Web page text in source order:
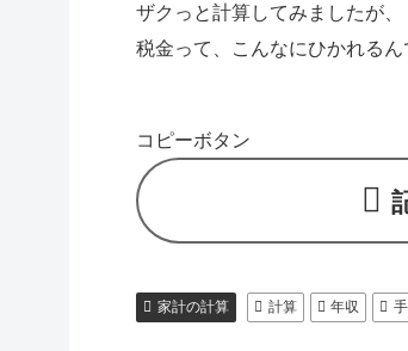
1,300
902 69% 169
1,350
928 69% 176
1,500
1,002
208
1,750
1,126 64% 228
1,800
1,151 64% 234
ザクっと計算してみましたが、
税金って、こんなにひかれるん
コピーボタン
家計の計算 計算 年収